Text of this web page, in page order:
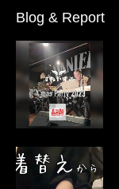
Blog & Report